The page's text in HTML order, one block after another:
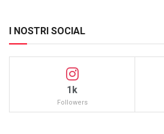
I NOSTRI SOCIAL
1k
Followers